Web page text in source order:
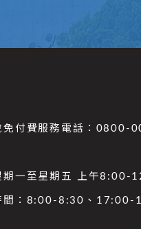
免付費服務電話：0800-
期一至星期五 上午
間：8:00-8:30、17:00-